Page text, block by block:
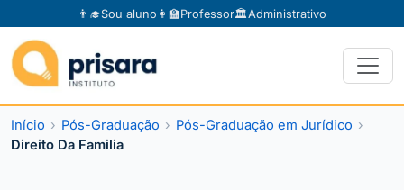
👨‍🎓Sou aluno 👩‍🏫Professor🏛️Administrativo
Início Pós-Graduação
Pós-Graduação em Jurídico
Direito Da Familia